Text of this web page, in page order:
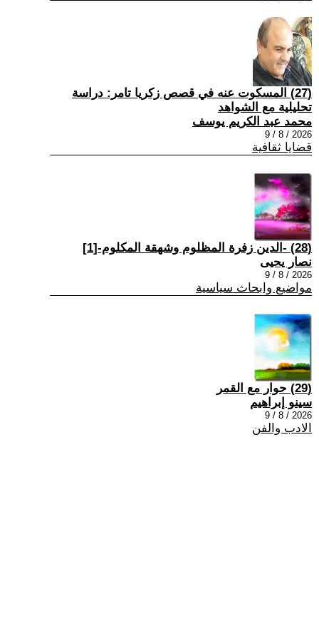
(27) المسكوت عنه في قصص زكريا تامر: دراسة
تحليلية مع الشواهد
محمد عبد الكريم يوسف
2026 / 8 / 9
قضايا ثقافية
(28) -الدين زفرة المظلوم وشهقة المكلوم-[1]
نصار يحيى
2026 / 8 / 9
مواضيع وابحاث سياسية
(29) حوار مع القمر
سينو إبراهيم
2026 / 8 / 9
الادب والفن